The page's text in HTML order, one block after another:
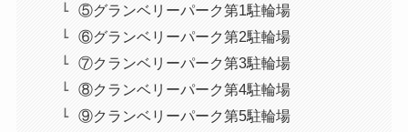
⑤グランベリーパーク第1駐輪場
⑥グランベリーパーク第2駐輪場
⑦クランベリーパーク第3駐輪場
⑧クランベリーパーク第4駐輪場
⑨クランベリーパーク第5駐輪場